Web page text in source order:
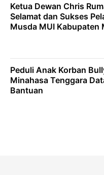
Ketua Dewan Chris
Selamat dan Sukses
Musda MUI Kabupaten
‎Peduli Anak Korban
Minahasa Tenggara
Bantuan